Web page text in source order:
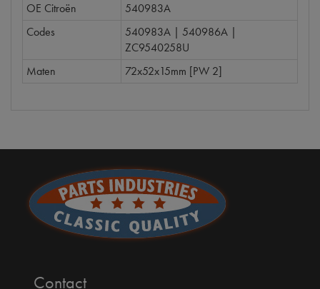
OE Citroën
540983A
Codes
540983A | 540986A |
ZC9540258U
Maten
72x52x15mm [PW 2]
Contact